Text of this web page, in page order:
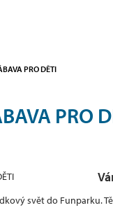
PRO DĚTI
PRO
svět do Funparku.